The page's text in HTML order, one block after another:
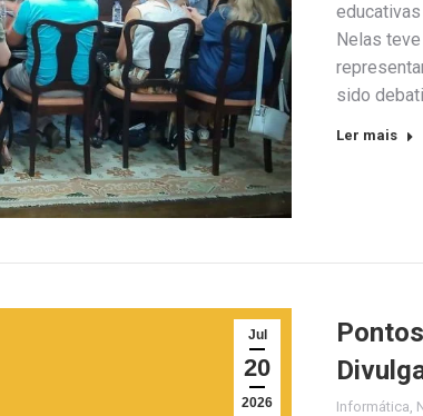
Nelas
sido
Ler mais
Jul
20
2026 Informática